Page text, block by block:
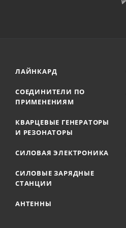
ЛАЙНКАРД
СОЕДИНИТЕЛИ ПО
ПРИМЕНЕНИЯМ
КВАРЦЕВЫЕ ГЕНЕРАТОРЫ
И РЕЗОНАТОРЫ
СИЛОВАЯ ЭЛЕКТРОНИКА
СИЛОВЫЕ ЗАРЯДНЫЕ
СТАНЦИИ
АНТЕННЫ